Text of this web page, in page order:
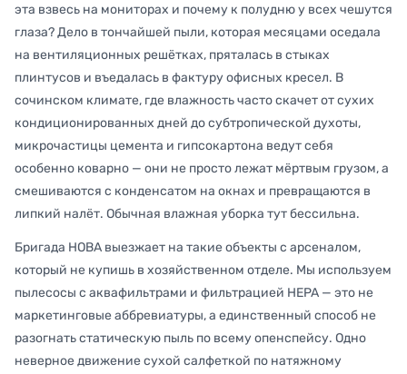
эта взвесь на мониторах и почему к полудню у всех чешутся
глаза? Дело в тончайшей пыли, которая месяцами оседала
на вентиляционных решётках, пряталась в стыках
плинтусов и въедалась в фактуру офисных кресел. В
сочинском климате, где влажность часто скачет от сухих
кондиционированных дней до субтропической духоты,
микрочастицы цемента и гипсокартона ведут себя
особенно коварно — они не просто лежат мёртвым грузом, а
смешиваются с конденсатом на окнах и превращаются в
липкий налёт. Обычная влажная уборка тут бессильна.
Бригада НОВА выезжает на такие объекты с арсеналом,
который не купишь в хозяйственном отделе. Мы используем
пылесосы с аквафильтрами и фильтрацией HEPA — это не
маркетинговые аббревиатуры, а единственный способ не
разогнать статическую пыль по всему опенспейсу. Одно
неверное движение сухой салфеткой по натяжному